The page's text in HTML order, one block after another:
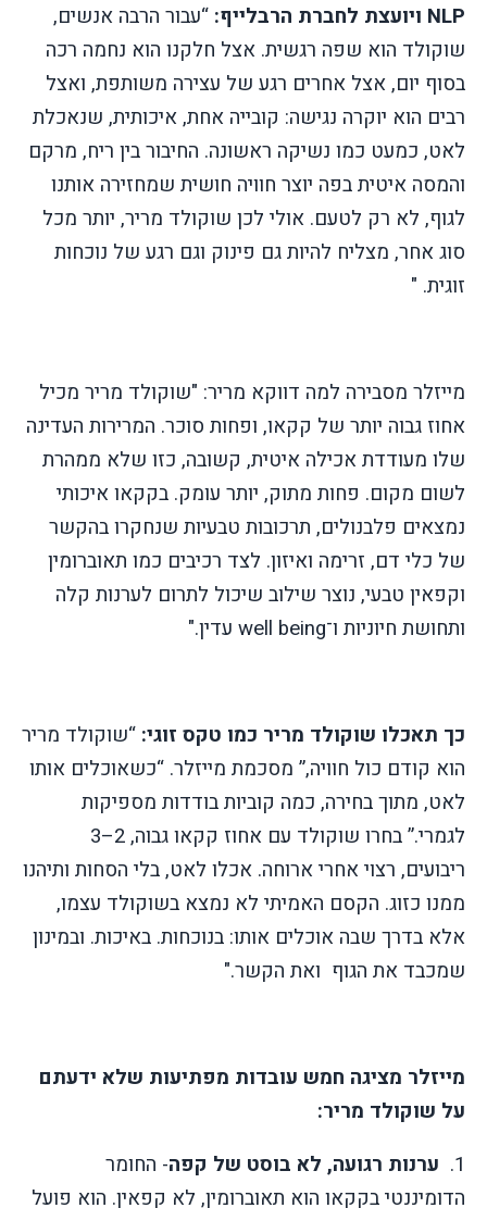
NLP ויועצת לחברת הרבלייף: “עבור הרבה אנשים,
שוקולד הוא שפה רגשית. אצל חלקנו הוא נחמה רכה
בסוף יום, אצל אחרים רגע של עצירה משותפת, ואצל
רבים הוא יוקרה נגישה: קובייה אחת, איכותית, שנאכלת
לאט, כמעט כמו נשיקה ראשונה. החיבור בין ריח, מרקם
והמסה איטית בפה יוצר חוויה חושית שמחזירה אותנו
לגוף, לא רק לטעם. אולי לכן שוקולד מריר, יותר מכל
סוג אחר, מצליח להיות גם פינוק וגם רגע של נוכחות
זוגית. "
מייזלר מסבירה למה דווקא מריר: "שוקולד מריר מכיל
אחוז גבוה יותר של קקאו, ופחות סוכר. המרירות העדינה
שלו מעודדת אכילה איטית, קשובה, כזו שלא ממהרת
לשום מקום. פחות מתוק, יותר עומק. בקקאו איכותי
נמצאים פלבנולים, תרכובות טבעיות שנחקרו בהקשר
של כלי דם, זרימה ואיזון. לצד רכיבים כמו תאוברומין
וקפאין טבעי, נוצר שילוב שיכול לתרום לערנות קלה
ותחושת חיוניות ו־well being עדין."
כך תאכלו שוקולד מריר כמו טקס זוגי: “שוקולד מריר
הוא קודם כול חוויה,” מסכמת מייזלר. “כשאוכלים אותו
לאט, מתוך בחירה, כמה קוביות בודדות מספיקות
לגמרי.” בחרו שוקולד עם אחוז קקאו גבוה, 2–3
ריבועים, רצוי אחרי ארוחה. אכלו לאט, בלי הסחות ותיהנו
ממנו כזוג. הקסם האמיתי לא נמצא בשוקולד עצמו,
אלא בדרך שבה אוכלים אותו: בנוכחות. באיכות. ובמינון
שמכבד את הגוף ואת הקשר."
מייזלר מציגה חמש עובדות מפתיעות שלא ידעתם
על שוקולד מריר:
1. ערנות רגועה, לא בוסט של קפה- החומר
הדומיננטי בקקאו הוא תאוברומין, לא קפאין. הוא פועל